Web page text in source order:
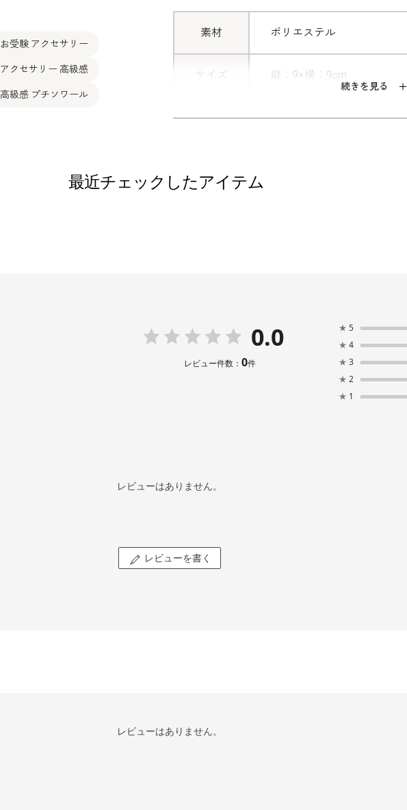
お受験 アクセサリー
アクセサリー 高級感
高級感 プチソワール
す。
続きを見る
素材 ポリエステル
サイズ 縦：9×横：9cm
その他 日本製
最近チェックしたアイテム
0.0
レビュー件数： 0件
★ 5
★ 4
★ 3
★ 2
★ 1
レビューはありません。
レビューを書く
レビューはありません。